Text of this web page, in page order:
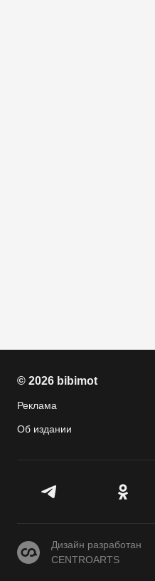
© 2026 bibimot
Реклама
Об издании
CENTROARTS